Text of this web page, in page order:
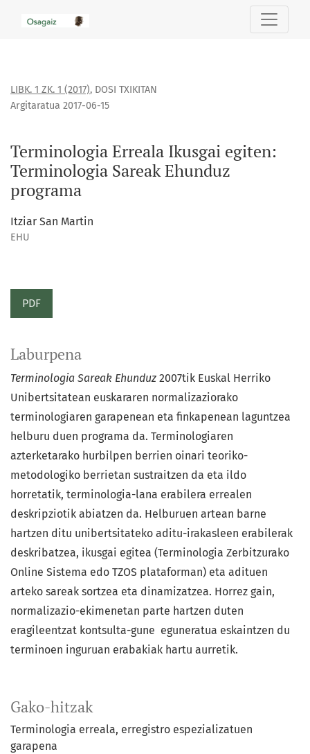
Terminologia Erreala Ikusgai egiten: Terminologia Sareak
LIBK. 1 ZK. 1 (2017), DOSI TXIKITAN
Terminologia Erreala Ikusgai egiten:
Terminologia Sareak Ehunduz
programa
Argitaratua 2017-06-15
Itziar San Martin
EHU
PDF
Gako-hitzak
Terminologia erreala erregistro espezializatuen
garapena
Laburpena
Terminologia Sareak Ehunduz 2007tik Euskal Herriko
Unibertsitatean euskararen normalizaziorako
terminologiaren garapenean eta finkapenean laguntzea
helburu duen programa da. Terminologiaren
azterketarako hurbilpen berrien oinari teoriko-
metodologiko berrietan sustraitzen da eta ildo
horretatik, terminologia-lana erabilera errealen
deskripziotik abiatzen da. Helburuen artean barne
hartzen ditu unibertsitateko aditu-irakasleen erabilerak
deskribatzea, ikusgai egitea (Terminologia Zerbitzurako
Online Sistema edo TZOS plataforman) eta adituen
arteko sareak sortzea eta dinamizatzea. Horrez gain,
normalizazio-ekimenetan parte hartzen duten
eragileentzat kontsulta-gune eguneratua eskaintzen du
terminoen inguruan erabakiak hartu aurretik.